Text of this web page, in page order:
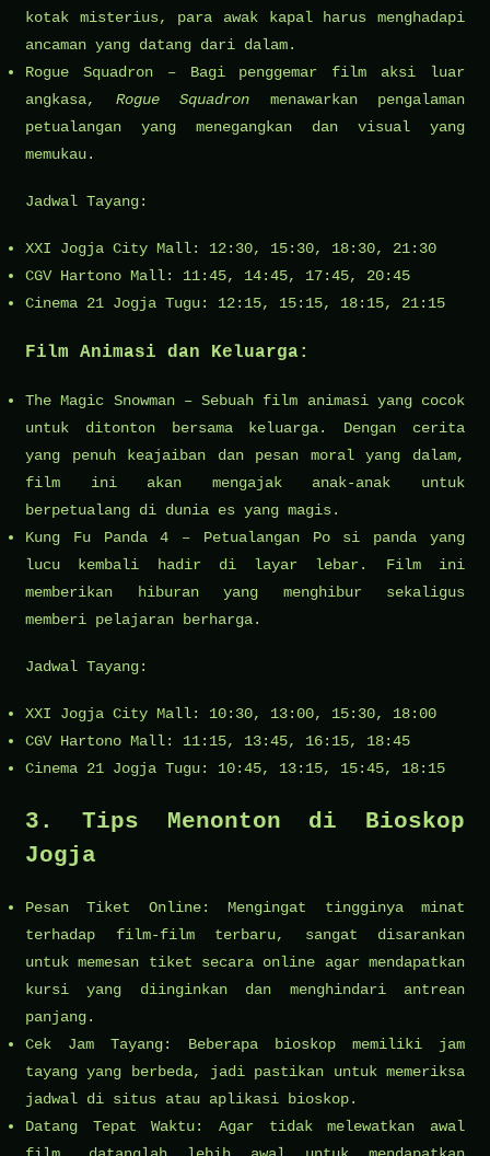
kotak misterius, para awak kapal harus menghadapi
ancaman yang datang dari dalam.
Rogue Squadron – Bagi penggemar film aksi luar
angkasa, Rogue Squadron menawarkan pengalaman
petualangan yang menegangkan dan visual yang
memukau.
Jadwal Tayang:
XXI Jogja City Mall: 12:30, 15:30, 18:30, 21:30
CGV Hartono Mall: 11:45, 14:45, 17:45, 20:45
Cinema 21 Jogja Tugu: 12:15, 15:15, 18:15, 21:15
Film Animasi dan Keluarga:
The Magic Snowman – Sebuah film animasi yang cocok
untuk ditonton bersama keluarga. Dengan cerita
yang penuh keajaiban dan pesan moral yang dalam,
film ini akan mengajak anak-anak untuk
berpetualang di dunia es yang magis.
Kung Fu Panda 4 – Petualangan Po si panda yang
lucu kembali hadir di layar lebar. Film ini
memberikan hiburan yang menghibur sekaligus
memberi pelajaran berharga.
Jadwal Tayang:
XXI Jogja City Mall: 10:30, 13:00, 15:30, 18:00
CGV Hartono Mall: 11:15, 13:45, 16:15, 18:45
Cinema 21 Jogja Tugu: 10:45, 13:15, 15:45, 18:15
3. Tips Menonton di Bioskop
Jogja
Pesan Tiket Online: Mengingat tingginya minat
terhadap film-film terbaru, sangat disarankan
untuk memesan tiket secara online agar mendapatkan
kursi yang diinginkan dan menghindari antrean
panjang.
Cek Jam Tayang: Beberapa bioskop memiliki jam
tayang yang berbeda, jadi pastikan untuk memeriksa
jadwal di situs atau aplikasi bioskop.
Datang Tepat Waktu: Agar tidak melewatkan awal